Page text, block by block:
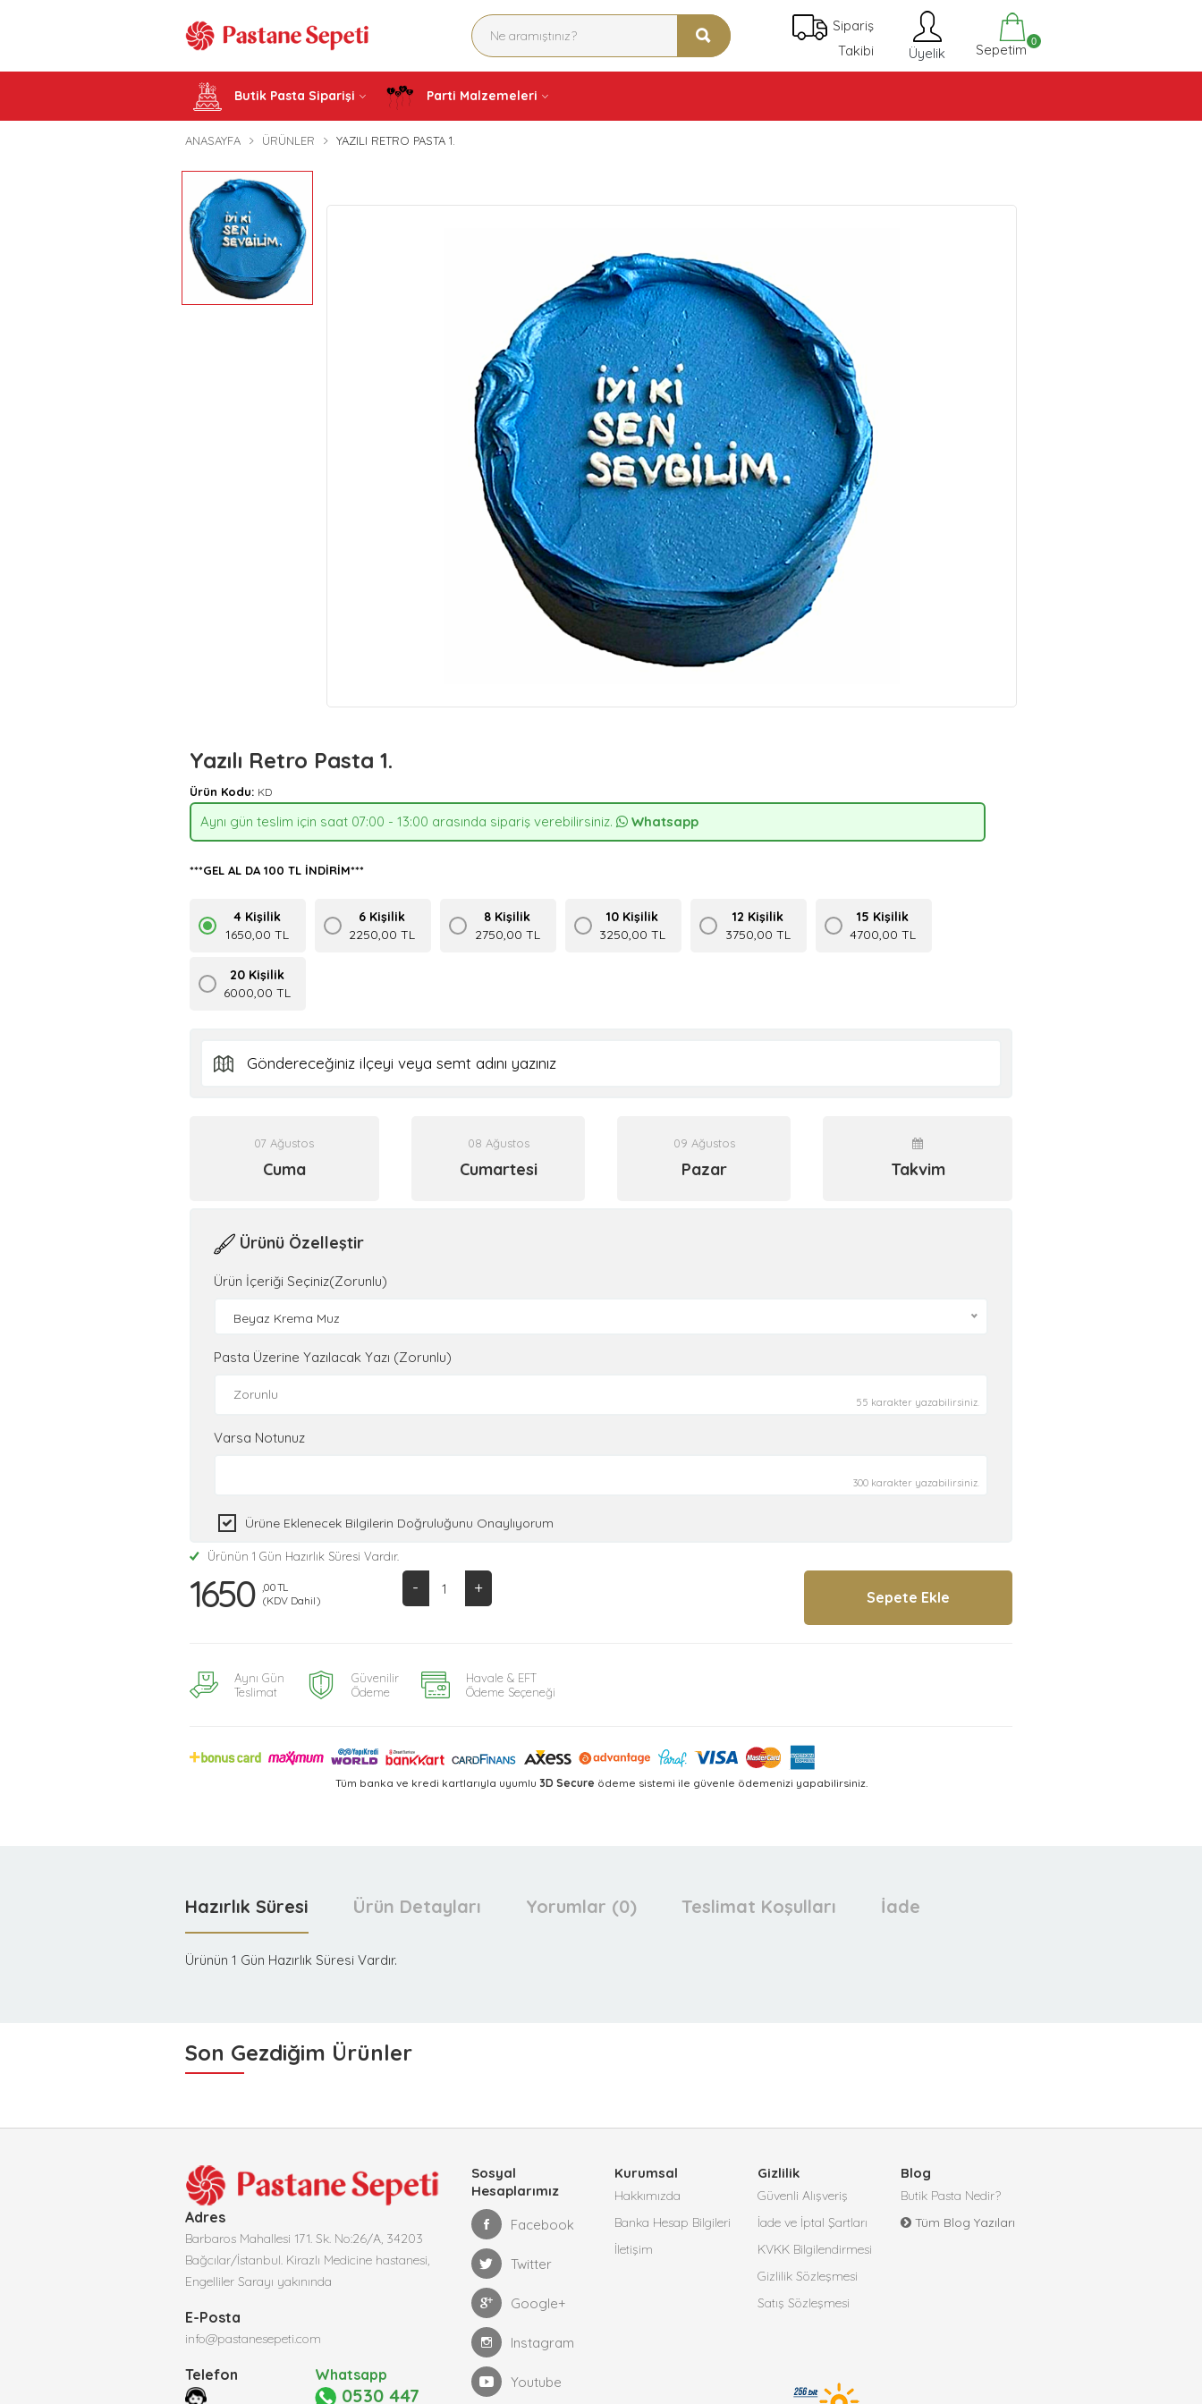
Sipariş
Takibi
Üyelik Sepetim 0
Butik Pasta Siparişi Parti Malzemeleri
ANASAYFA ÜRÜNLER YAZILI RETRO PASTA 1.
Yazılı Retro Pasta 1.
Ürün Kodu: KD
Aynı gün teslim için saat 07:00 - 13:00 arasında sipariş verebilirsiniz. Whatsapp
***GEL AL DA 100 TL İNDİRİM***
4 Kişilik
1650,00 TL
6 Kişilik
2250,00 TL
8 Kişilik
2750,00 TL
10 Kişilik
3250,00 TL
12 Kişilik
3750,00 TL
15 Kişilik
4700,00 TL
20 Kişilik
6000,00 TL
07 Ağustos
Cuma
08 Ağustos
Cumartesi
09 Ağustos
Pazar Takvim
Ürünü Özelleştir
Ürün İçeriği Seçiniz(Zorunlu)
Beyaz Krema Muz
Pasta Üzerine Yazılacak Yazı (Zorunlu)
55 karakter yazabilirsiniz.
Varsa Notunuz
300 karakter yazabilirsiniz.
Ürüne Eklenecek Bilgilerin Doğruluğunu Onaylıyorum
Ürünün 1 Gün Hazırlık Süresi Vardır.
1650
,00 TL
(KDV Dahil)
+
-
Aynı Gün
Teslimat
Güvenilir
Ödeme
Havale & EFT
Ödeme Seçeneği
Tüm banka ve kredi kartlarıyla uyumlu 3D Secure ödeme sistemi ile güvenle ödemenizi yapabilirsiniz.
Hazırlık Süresi Ürün Detayları Yorumlar (0) Teslimat Koşulları İade
Ürünün 1 Gün Hazırlık Süresi Vardır.
Son Gezdiğim Ürünler
Adres
Barbaros Mahallesi 171. Sk. No:26/A, 34203
Bağcılar/İstanbul. Kirazlı Medicine hastanesi,
Engelliler Sarayı yakınında
E-Posta
info@pastanesepeti.com
Telefon Whatsapp
0530 447
Sosyal
Hesaplarımız
Facebook
Twitter
Google+
Instagram
Youtube
Kurumsal
Hakkımızda
Banka Hesap Bilgileri
İletişim
Gizlilik
Güvenli Alışveriş
İade ve İptal Şartları
KVKK Bilgilendirmesi
Gizlilik Sözleşmesi
Satış Sözleşmesi
Blog
Butik Pasta Nedir?
Tüm Blog Yazıları